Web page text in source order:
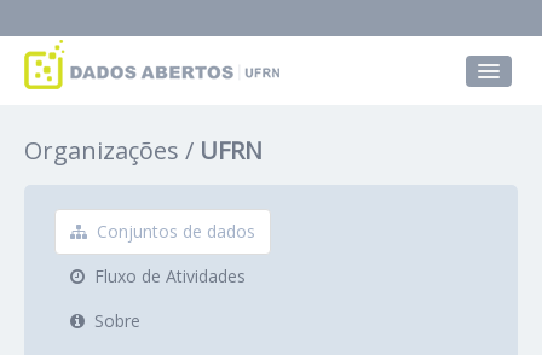
Grupos
Sobre
Organizações UFRN
Conjuntos de dados
Fluxo de Atividades
Sobre